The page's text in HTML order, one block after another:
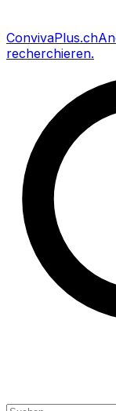
ConvivaPlus.ch
recherchieren.